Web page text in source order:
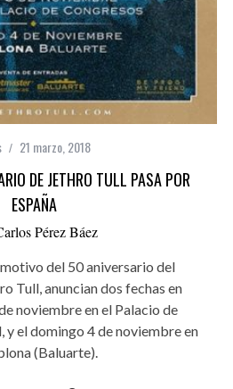
21 marzo, 2018
DE JETHRO TULL PASA POR
ESPAÑA
Pérez Báez
del 50 aniversario del
Tull, anuncian dos fechas en
noviembre en el Palacio de
y el domingo 4 de noviembre en
(Baluarte).